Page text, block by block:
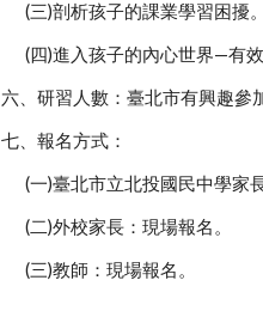
(三)剖析孩子的課業學習困擾。
(四)進入孩子的內心世界—有
六、研習人數：臺北市有興趣參
七、報名方式：
(一)臺北市立北投國民中學家
(二)外校家長：現場報名。
(三)教師：現場報名。